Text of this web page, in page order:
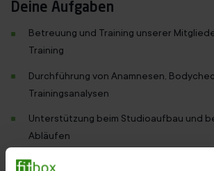
Deine Aufgaben
Betreuung und Training unserer Mitglieder
Training
Durchführung von Anamnesen,
Trainingsanalysen
Unterstützung beim Studioaufbau und
Abläufen
Mitwirkung bei Kundenbetreuung,